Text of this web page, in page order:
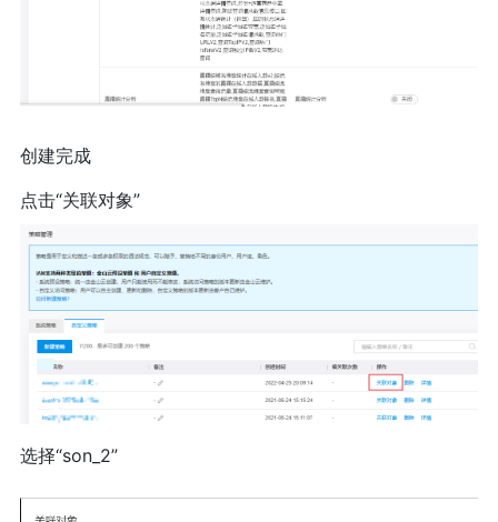
创建完成
点击“关联对象”
选择“son_2”